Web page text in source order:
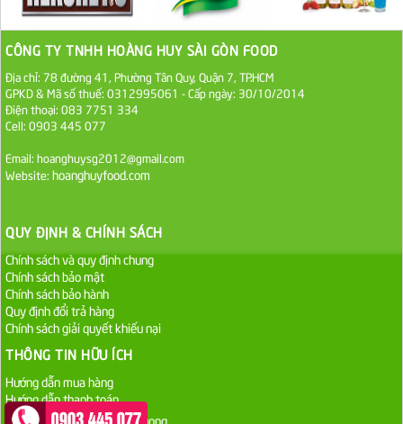
Sa Tế Tôm Cholimex PET Hũ 450g
36.000 VND
Dầu Ăn Tường An Cooking Oil 25kg
CÔNG TY TNHH HOÀNG HUY SÀI GÒN FOOD
Địa chỉ: 78 đường 41, Phường Tân Quy, Quận 7, TP.HCM
GPKD & Mã số thuế: 0312995061 - Cấp ngày: 30/10/2014
Điện thoại: 083 7751 334
Cell: 0903 445 077
Email: hoanghuysg2012@gmail.com
Website: hoanghuyfood.com
QUY ĐỊNH & CHÍNH SÁCH
Chính sách và quy định chung
Chính sách bảo mật
Chính sách bảo hành
Quy định đổi trả hàng
Chính sách giải quyết khiếu nại
THÔNG TIN HỮU ÍCH
Hướng dẫn mua hàng
Hướng dẫn thanh toán